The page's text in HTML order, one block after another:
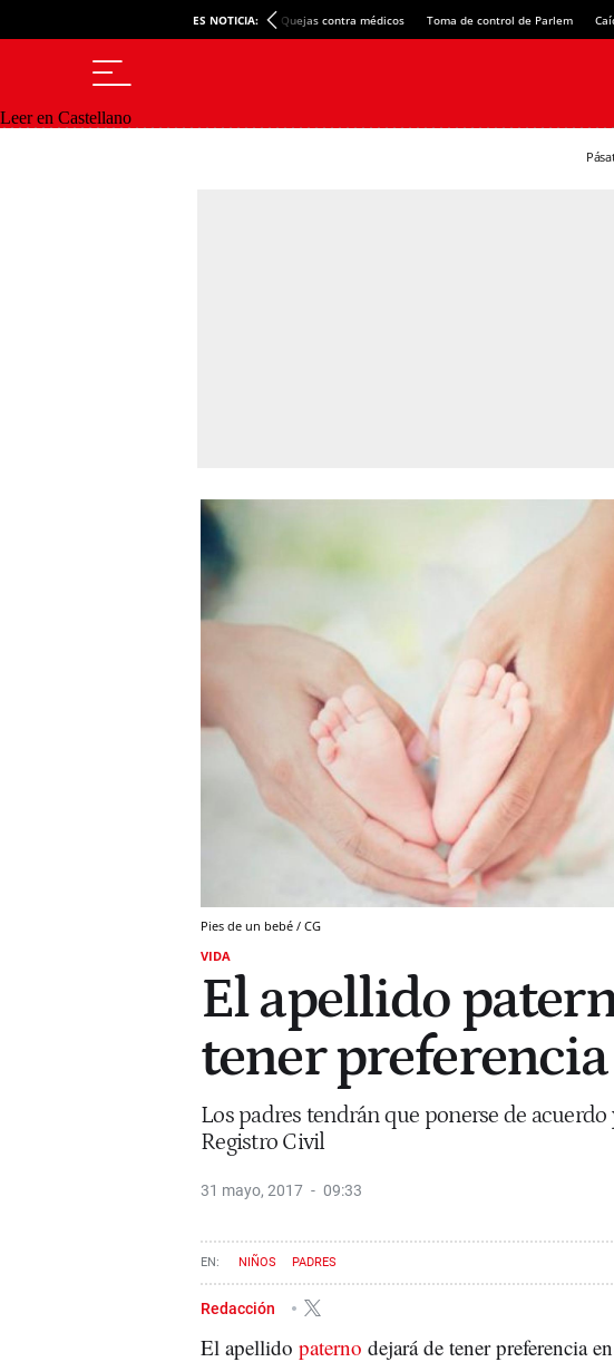
ES NOTICIA: Quejas contra médicos Toma de control de Parlem
Leer en Castellano
Pies de un bebé / CG
VIDA
El apellido
tener preferencia
Los padres tendrán que ponerse de
Registro Civil
31 mayo, 2017 09:33
NIÑOS PADRES
Redacción
El apellido paterno dejará de tener preferencia